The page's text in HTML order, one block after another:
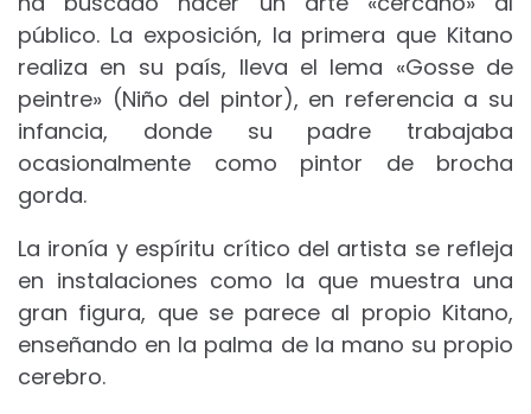
público. La exposición, la primera que Kitano
realiza en su país, lleva el lema «Gosse de
peintre» (Niño del pintor), en referencia a su
infancia, donde su padre trabajaba
ocasionalmente como pintor de brocha
gorda.
La ironía y espíritu crítico del artista se refleja
en instalaciones como la que muestra una
gran figura, que se parece al propio Kitano,
enseñando en la palma de la mano su propio
cerebro.